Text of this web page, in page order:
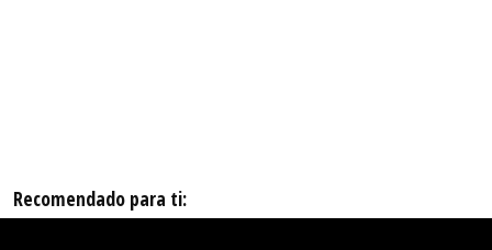
Recomendado para ti: